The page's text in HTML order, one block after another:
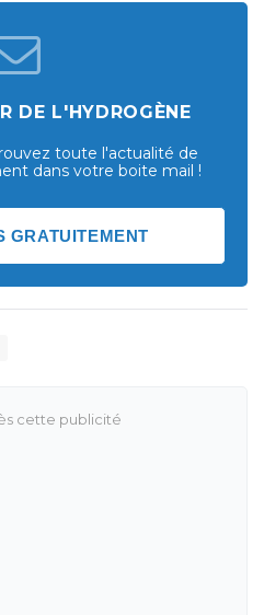
DE L'HYDROGÈNE
toute l'actualité de
dans votre boite mail !
GRATUITEMENT